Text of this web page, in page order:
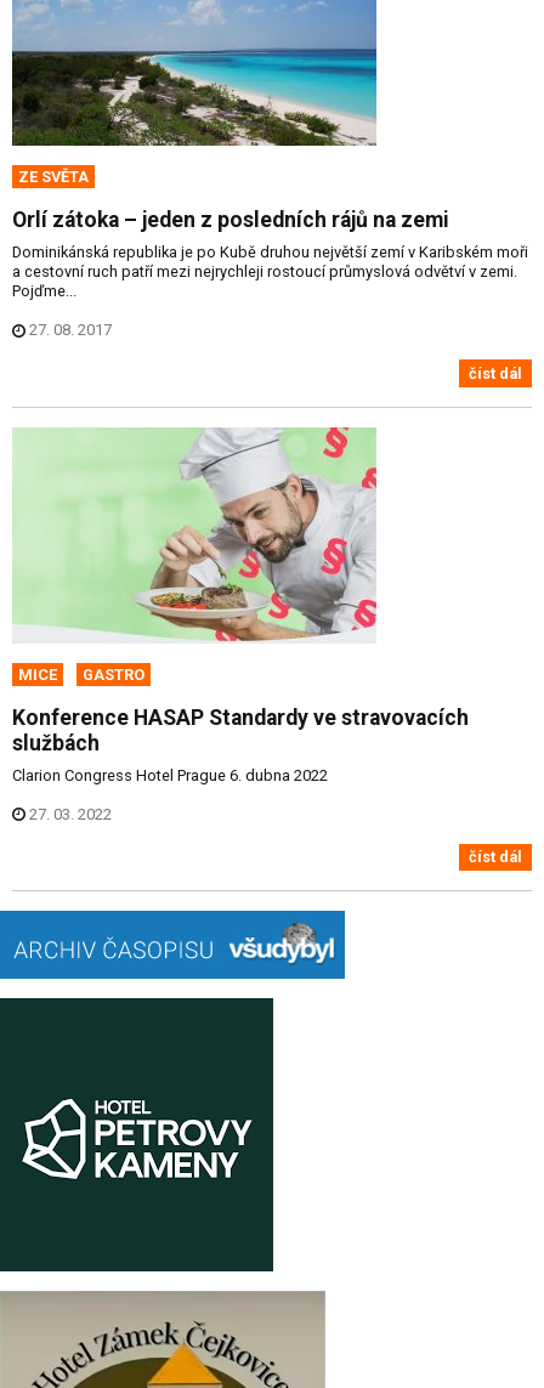
ZE SVĚTA
Orlí zátoka – jeden z posledních rájů na zemi
Dominikánská republika je po Kubě druhou největší zemí v Karibském moři
a cestovní ruch patří mezi nejrychleji rostoucí průmyslová odvětví v zemi.
Pojďme...
27. 08. 2017
číst dál
MICE GASTRO
Konference HASAP Standardy ve stravovacích
službách
Clarion Congress Hotel Prague 6. dubna 2022
27. 03. 2022
číst dál